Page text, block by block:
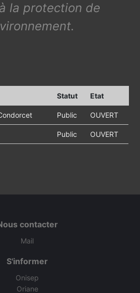
la protection de
Statut Etat
Public OUVERT
Public OUVERT
contacter
Mail
S'informer
Onisep
Oriane